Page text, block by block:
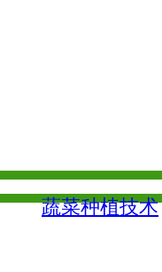
蔬菜种植技术